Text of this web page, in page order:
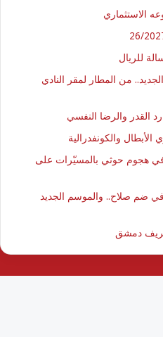
الاستثماري
للريال
من المطار لمقر النادي
القدر والرضا النفسي
والكونفدرالية
في هجوم حوثي بالمسيّرات على
ضم صلاح.. والموسم الجديد
بريف دمشق